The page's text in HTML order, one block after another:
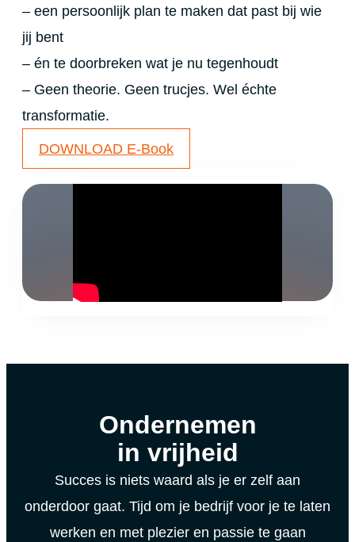
– een persoonlijk plan te maken dat past bij wie
jij bent
– én te doorbreken wat je nu tegenhoudt
– Geen theorie. Geen trucjes. Wel échte
transformatie.
DOWNLOAD E-Book
Ondernemen
in vrijheid
Succes is niets waard als je er zelf aan
onderdoor gaat. Tijd om je bedrijf voor je te laten
werken en met plezier en passie te gaan